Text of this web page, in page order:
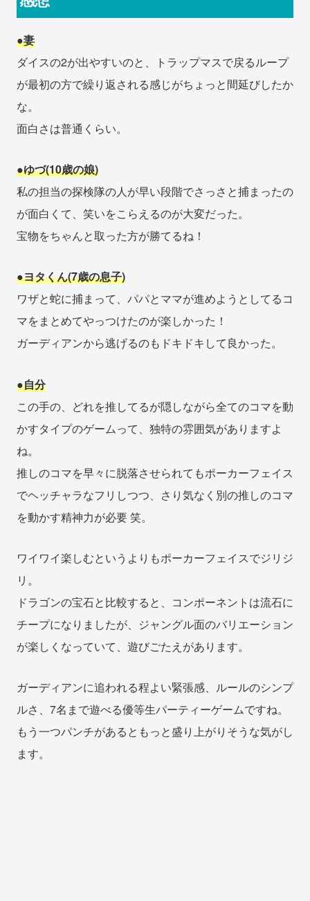
●妻
ダイスの2が出やすいのと、トラップマスで戻るループ
が最初の方で繰り返される感じがちょっと間延びしたか
な。
面白さは普通くらい。
●ゆづ(10歳の娘)
私の担当の探検隊の人が早い段階でさっさと捕まったの
が面白くて、笑いをこらえるのが大変だった。
宝物をちゃんと取った方が勝てるね！
●ヨタくん(7歳の息子)
ワザと蛇に捕まって、パパとママが進めようとしてるコ
マをまとめてやっつけたのが楽しかった！
ガーディアンから逃げるのもドキドキして良かった。
●自分
この手の、どれを推してるが隠しながら全てのコマを動
かすタイプのゲームって、独特の雰囲気がありますよ
ね。
推しのコマを早々に脱落させられてもポーカーフェイス
でヘッチャラなフリしつつ、さり気なく別の推しのコマ
を動かす精神力が必要 笑。
ワイワイ楽しむというよりもポーカーフェイスでジリジ
リ。
ドラゴンの宝石と比較すると、コンポーネントは流石に
チープになりましたが、ジャングル面のバリエーション
が楽しくなっていて、遊びごたえがあります。
ガーディアンに追われる程よい緊張感、ルールのシンプ
ルさ、7名まで遊べる優等生パーティーゲームですね。
もう一つパンチがあるともっと盛り上がりそうな気がし
ます。